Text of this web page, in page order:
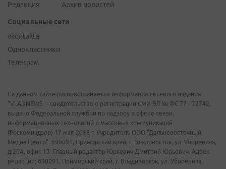
Редакция
Архив новостей
Социальные сети
vkontakte
Одноклассники
Телеграм
На данном сайте распространяется информация сетевого издания
"VLADNEWS" - свидетельство о регистрации СМИ ЭЛ № ФС 77 - 72742,
выдано Федеральной службой по надзору в сфере связи,
информационных технологий и массовых коммуникаций
(Роскомнадзор) 17 мая 2018 г. Учредитель ООО "Дальневосточный
Медиа Центр". 690091, Приморский край, г. Владивосток, ул. Уборевича,
д.20А, офис 13. Главный редактор Юркевич Дмитрий Юрьевич. Адрес
редакции: 690091, Приморский край, г. Владивосток, ул. Уборевича,